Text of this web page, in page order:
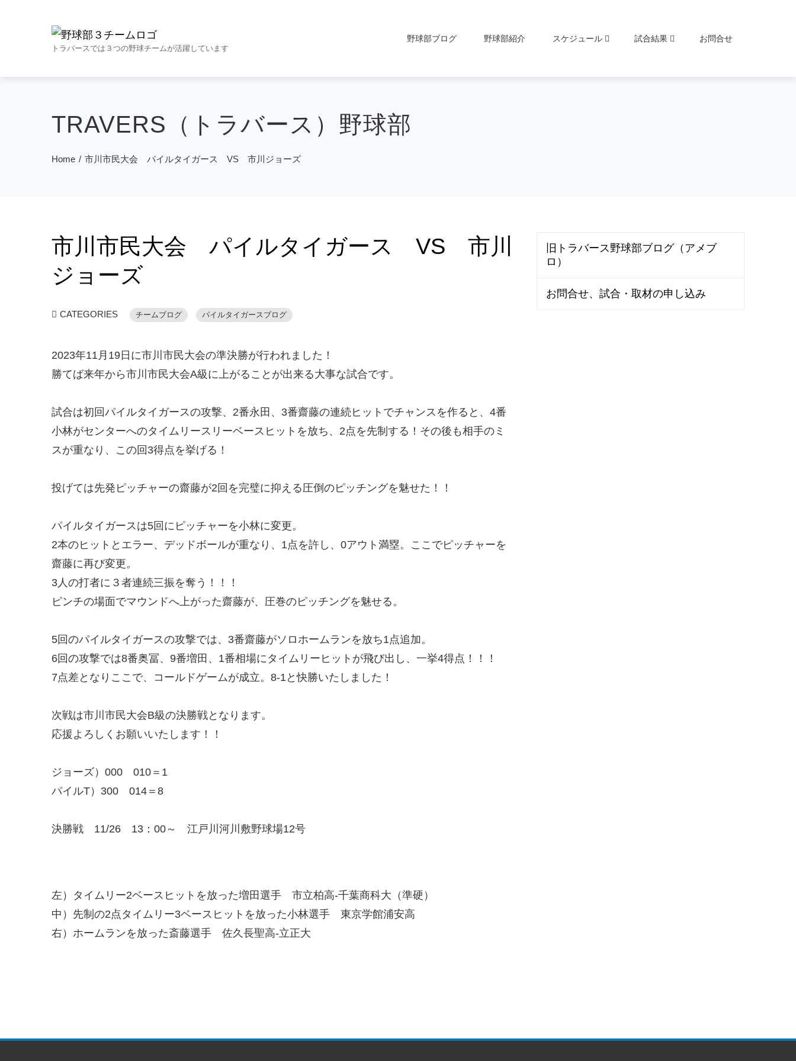
トラバースでは３つの野球チームが活躍しています
野球部ブログ 野球部紹介 スケジュール 試合結果 お問合せ
TRAVERS（トラバース）野球部
Home 市川市民大会 パイルタイガース VS 市川ジョーズ
市川市民大会 パイルタイガース VS 市川
ジョーズ
CATEGORIES チームブログ パイルタイガースブログ
2023年11月19日に市川市民大会の準決勝が行われました！
勝てば来年から市川市民大会A級に上がることが出来る大事な試合です。
試合は初回パイルタイガースの攻撃、2番永田、3番齋藤の連続ヒットでチャンスを作ると、4番
小林がセンターへのタイムリースリーベースヒットを放ち、2点を先制する！その後も相手のミ
スが重なり、この回3得点を挙げる！
投げては先発ピッチャーの齋藤が2回を完璧に抑える圧倒のピッチングを魅せた！！
パイルタイガースは5回にピッチャーを小林に変更。
2本のヒットとエラー、デッドボールが重なり、1点を許し、0アウト満塁。ここでピッチャーを
齋藤に再び変更。
3人の打者に３者連続三振を奪う！！！
ピンチの場面でマウンドへ上がった齋藤が、圧巻のピッチングを魅せる。
5回のパイルタイガースの攻撃では、3番齋藤がソロホームランを放ち1点追加。
6回の攻撃では8番奥冨、9番増田、1番相場にタイムリーヒットが飛び出し、一挙4得点！！！
7点差となりここで、コールドゲームが成立。8-1と快勝いたしました！
次戦は市川市民大会B級の決勝戦となります。
応援よろしくお願いいたします！！
ジョーズ）000 010＝1
パイルT）300 014＝8
決勝戦 11/26 13：00～ 江戸川河川敷野球場12号
左）タイムリー2ベースヒットを放った増田選手 市立柏高-千葉商科大（準硬）
中）先制の2点タイムリー3ベースヒットを放った小林選手 東京学館浦安高
右）ホームランを放った斎藤選手 佐久長聖高-立正大
旧トラバース野球部ブログ（アメブ
ロ）
お問合せ、試合・取材の申し込み